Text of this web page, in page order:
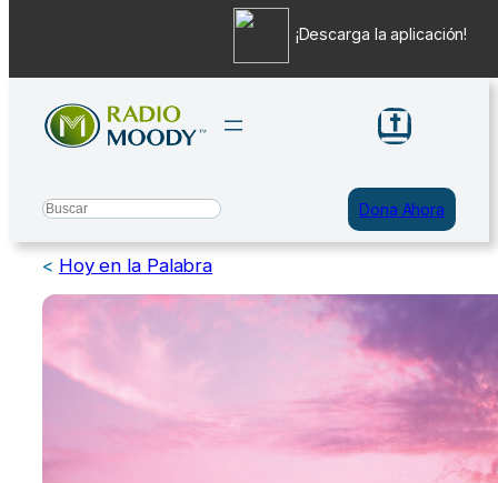
contenido
Search Dona Ahora
< Hoy en la Palabra
¡Descarga la aplicación!